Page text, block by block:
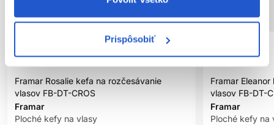
Prispôsobiť
Framar Rosalie kefa na rozčesávanie
vlasov FB-DT-CROS
Framar
Ploché kefy na vlasy
Framar
vlasov FB-DT-
Framar
Ploché kefy na